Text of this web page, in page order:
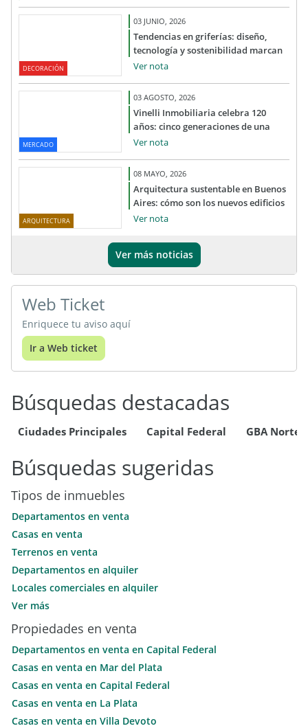
DECORACIÓN
03 JUNIO, 2026
Tendencias en griferías: diseño,
tecnología y sostenibilidad marcan
el rumbo del mercado
Ver nota
MERCADO
03 AGOSTO, 2026
Vinelli Inmobiliaria celebra 120
años: cinco generaciones de una
historia que sigue vigente
Ver nota
ARQUITECTURA
08 MAYO, 2026
Arquitectura sustentable en Buenos
Aires: cómo son los nuevos edificios
que priorizan eficiencia y confort
Ver nota
Ver más noticias
Web Ticket
Enriquece tu aviso aquí
Ir a Web ticket
Búsquedas destacadas
Ciudades Principales Capital Federal GBA Norte
Búsquedas sugeridas
Tipos de inmuebles
Departamentos en venta
Casas en venta
Terrenos en venta
Departamentos en alquiler
Locales comerciales en alquiler
Oficinas comerciales en alquiler
Departamentos en alquiler temporario
PH en alquiler
Ver más
Propiedades en venta
Departamentos en venta en Capital Federal
Casas en venta en Mar del Plata
Casas en venta en Capital Federal
Casas en venta en La Plata
Casas en venta en Villa Devoto